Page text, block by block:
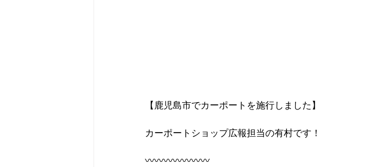
【鹿児島市でカーポートを施行しました】
カーポートショップ広報担当の有村です！
〰〰〰〰〰〰〰